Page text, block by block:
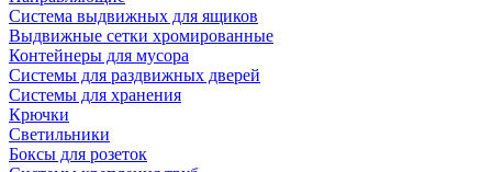
Система выдвижных для ящиков
Выдвижные сетки хромированные
Контейнеры для мусора
Системы для раздвижных дверей
Системы для хранения
Крючки
Светильники
Боксы для розеток